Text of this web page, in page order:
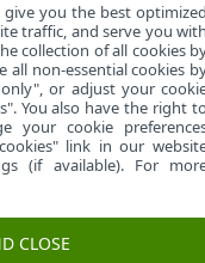
you the best
traffic, and serve you
collection of all cookies
all non-essential cookies
or adjust your
You also have the right
your cookie
link in our
(if available). For
CLOSE